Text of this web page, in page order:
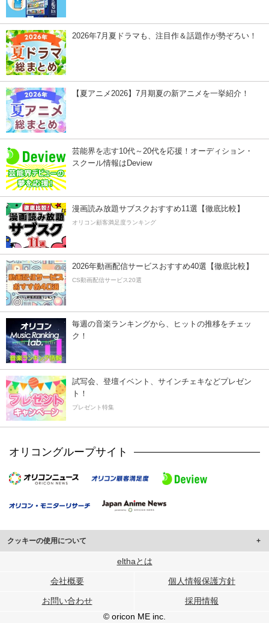
2026年7月夏ドラマも、注目作＆話題作が勢ぞろい！
【夏アニメ2026】7月期夏の新アニメを一挙紹介！
芸能界を志す10代～20代を応援！オーディション・
スクール情報はDeview
漫画読み放題サブスクおすすめ11選【徹底比較】
オリコン顧客満足度ランキング
2026年動画配信サービスおすすめ40選【徹底比較】
CS動画配信サービス20選
毎週の音楽ランキングから、ヒットの推移をチェッ
ク！
試写会、登壇イベント、サインチェキなどプレゼン
ト！
プレゼント特集
オリコングループサイト
クッキーの使用について
このサイトでは Cookie を使用して、ユーザーに合わせたコンテンツや広告の
行っています。
メディアや広告配信、データ解析の各パートナーに提供しています。
各パートナーは、この情報とユーザーが各パートナーに提供した他の情報や、
elthaとは
会社概要 個人情報保護方針
お問い合わせ
採用情報
© oricon ME inc.